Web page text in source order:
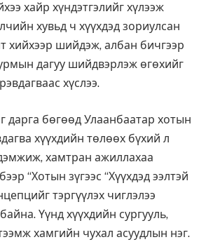
хайр хүндэтгэлийг хүлээж
хувьд ч хүүхдэд зориулсан
хийхээр шийдэж, албан бичгээр
дагуу шийдвэрлэж өгөхийг
хүслээ.
дарга бөгөөд Улаанбаатар хотын
хүүхдийн төлөөх бүхий л
хамтран ажиллахаа
“Хотын зүгээс “Хүүхдэд ээлтэй
тэргүүлэх чиглэлээ
Үүнд хүүхдийн сургууль,
хамгийн чухал асуудлын нэг.